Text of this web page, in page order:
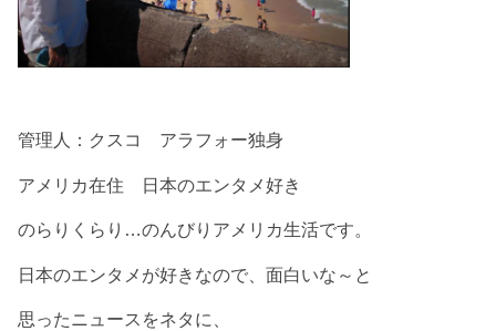
管理人：クスコ アラフォー独身
アメリカ在住 日本のエンタメ好き
のらりくらり…のんびりアメリカ生活です。
日本のエンタメが好きなので、面白いな～と
思ったニュースをネタに、